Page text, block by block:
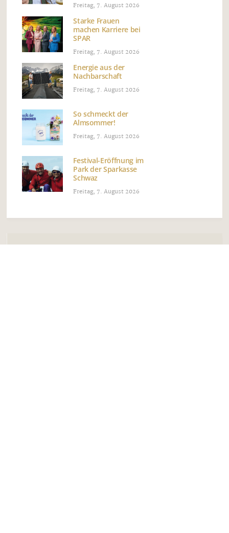
Freitag, 7. August 2026
Starke Frauen
machen Karriere bei
SPAR
Freitag, 7. August 2026
Energie aus der
Nachbarschaft
Freitag, 7. August 2026
So schmeckt der
Almsommer!
Freitag, 7. August 2026
Festival-Eröffnung im
Park der Sparkasse
Schwaz
Freitag, 7. August 2026